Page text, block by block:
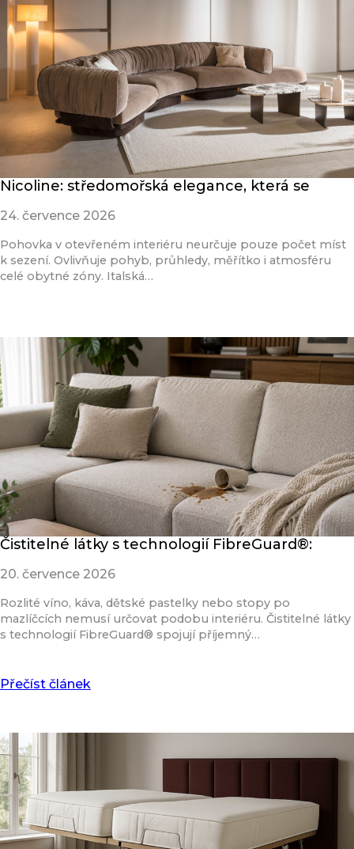
Nicoline: středomořská elegance, která se
24. července 2026
Pohovka v otevřeném interiéru neurčuje pouze počet míst
k sezení. Ovlivňuje pohyb, průhledy, měřítko i atmosféru
celé obytné zóny. Italská…
Čistitelné látky s technologií FibreGuard®:
20. července 2026
Rozlité víno, káva, dětské pastelky nebo stopy po
mazlíčcích nemusí určovat podobu interiéru. Čistitelné látky
s technologií FibreGuard® spojují příjemný…
Přečíst článek